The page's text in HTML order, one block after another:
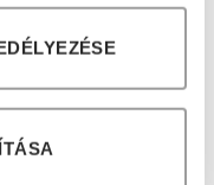
Oktatási